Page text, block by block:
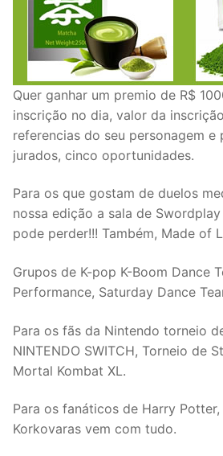
Quer ganhar um premio de R$
inscrição no dia, valor da
referencias do seu personagem e
jurados, cinco oportunidades.
Para os que gostam de duelos
nossa edição a sala de
pode perder!!! Também, Made of
Grupos de K-pop K-Boom Dance
Performance, Saturday Dance
Para os fãs da Nintendo torneio
NINTENDO SWITCH, Torneio de
Mortal Kombat XL.
Para os fanáticos de Harry Potter,
Korkovaras vem com tudo.